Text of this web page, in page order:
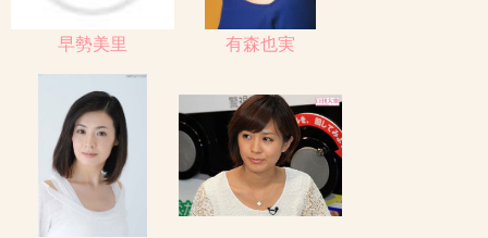
早勢美里 有森也実